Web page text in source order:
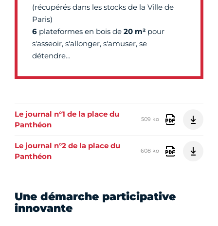
(récupérés dans les stocks de la Ville de
Paris)
6 plateformes en bois de 20 m² pour
s'asseoir, s'allonger, s'amuser, se
détendre…
Le journal n°1 de la place du
Panthéon
509 ko
Le journal n°2 de la place du
Panthéon
608 ko
Une démarche participative
innovante